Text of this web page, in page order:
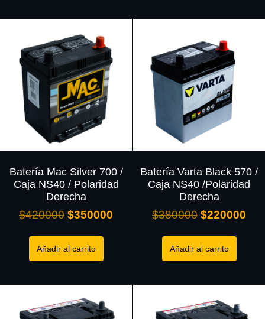
Batería Mac Silver 700 /
Caja NS40 / Polaridad
Derecha
$420000 $350000
Añadir al carrito
Batería Varta Black 570 /
Caja NS40 /Polaridad
Derecha
$380000 $220000
Añadir al carrito